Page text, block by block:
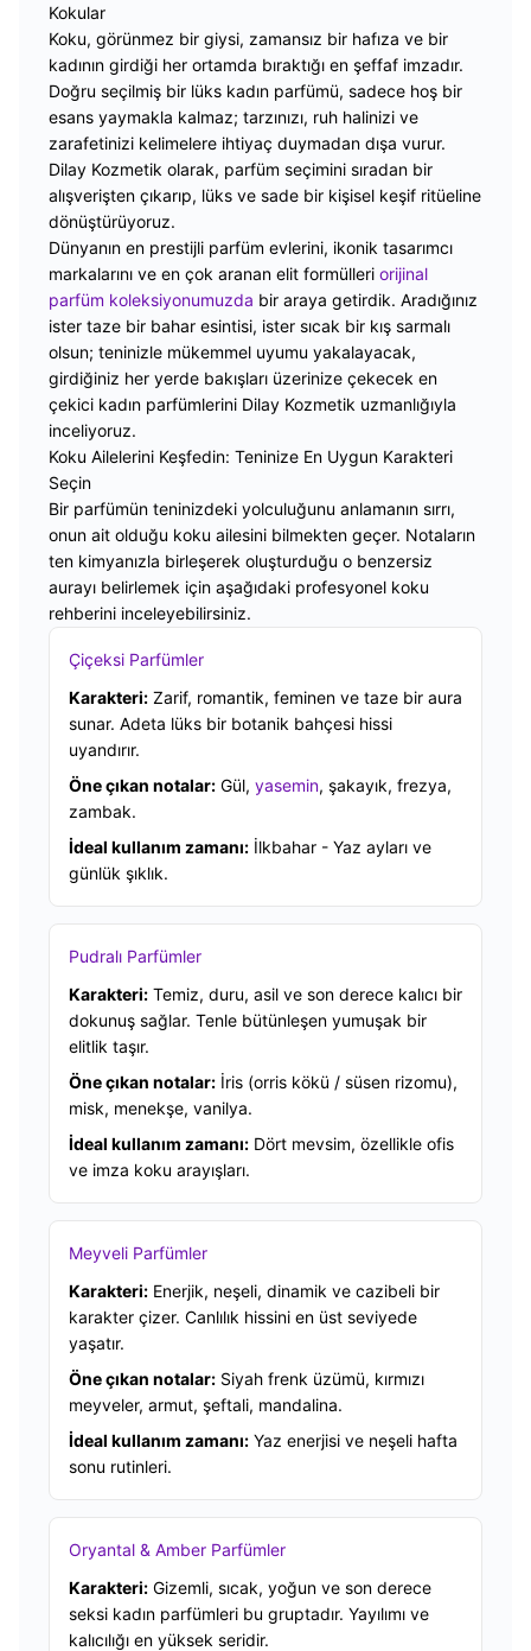
Kokular
Koku, görünmez bir giysi, zamansız bir hafıza ve bir
kadının girdiği her ortamda bıraktığı en şeffaf imzadır.
Doğru seçilmiş bir lüks kadın parfümü, sadece hoş bir
esans yaymakla kalmaz; tarzınızı, ruh halinizi ve
zarafetinizi kelimelere ihtiyaç duymadan dışa vurur.
Dilay Kozmetik olarak, parfüm seçimini sıradan bir
alışverişten çıkarıp, lüks ve sade bir kişisel keşif ritüeline
dönüştürüyoruz.
Dünyanın en prestijli parfüm evlerini, ikonik tasarımcı
markalarını ve en çok aranan elit formülleri orijinal
parfüm koleksiyonumuzda bir araya getirdik. Aradığınız
ister taze bir bahar esintisi, ister sıcak bir kış sarmalı
olsun; teninizle mükemmel uyumu yakalayacak,
girdiğiniz her yerde bakışları üzerinize çekecek en
çekici kadın parfümlerini Dilay Kozmetik uzmanlığıyla
inceliyoruz.
Koku Ailelerini Keşfedin: Teninize En Uygun Karakteri
Seçin
Bir parfümün teninizdeki yolculuğunu anlamanın sırrı,
onun ait olduğu koku ailesini bilmekten geçer. Notaların
ten kimyanızla birleşerek oluşturduğu o benzersiz
aurayı belirlemek için aşağıdaki profesyonel koku
rehberini inceleyebilirsiniz.
Çiçeksi Parfümler
Karakteri: Zarif, romantik, feminen ve taze bir aura
sunar. Adeta lüks bir botanik bahçesi hissi
uyandırır.
Öne çıkan notalar: Gül, yasemin, şakayık, frezya,
zambak.
İdeal kullanım zamanı: İlkbahar - Yaz ayları ve
günlük şıklık.
Pudralı Parfümler
Karakteri: Temiz, duru, asil ve son derece kalıcı bir
dokunuş sağlar. Tenle bütünleşen yumuşak bir
elitlik taşır.
Öne çıkan notalar: İris (orris kökü / süsen rizomu),
misk, menekşe, vanilya.
İdeal kullanım zamanı: Dört mevsim, özellikle ofis
ve imza koku arayışları.
Meyveli Parfümler
Karakteri: Enerjik, neşeli, dinamik ve cazibeli bir
karakter çizer. Canlılık hissini en üst seviyede
yaşatır.
Öne çıkan notalar: Siyah frenk üzümü, kırmızı
meyveler, armut, şeftali, mandalina.
İdeal kullanım zamanı: Yaz enerjisi ve neşeli hafta
sonu rutinleri.
Oryantal & Amber Parfümler
Karakteri: Gizemli, sıcak, yoğun ve son derece
seksi kadın parfümleri bu gruptadır. Yayılımı ve
kalıcılığı en yüksek seridir.